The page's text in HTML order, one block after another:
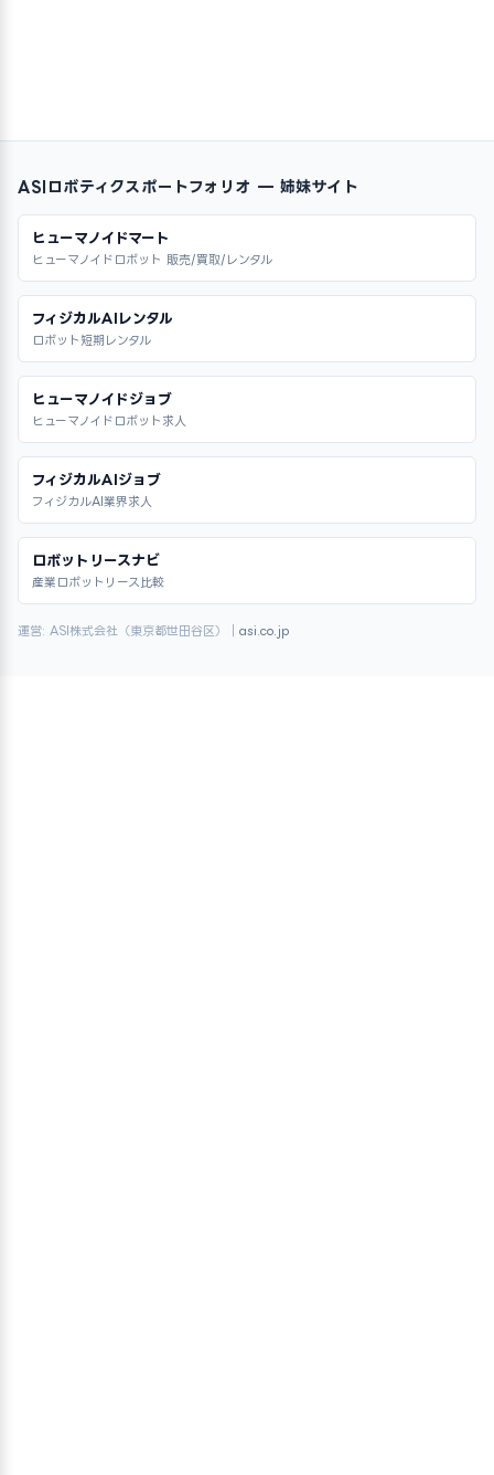
ASIロボティクスポートフォリオ — 姉妹サイト
ヒューマノイドマート
ヒューマノイドロボット 販売/買取/レンタル
フィジカルAIレンタル
ロボット短期レンタル
ヒューマノイドジョブ
ヒューマノイドロボット求人
フィジカルAIジョブ
フィジカルAI業界求人
ロボットリースナビ
産業ロボットリース比較
運営: ASI株式会社（東京都世田谷区）｜ asi.co.jp